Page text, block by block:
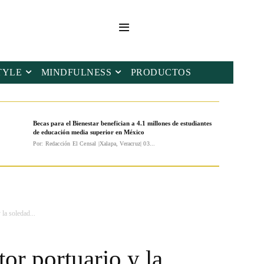
MINDFULNESS PRODUCTOS
Becas para el Bienestar benefician a 4.1 millones de estudiantes
de educación media superior en México
Por: Redacción El Censal |Xalapa, Veracruz| 03...
soledad...
portuario y la